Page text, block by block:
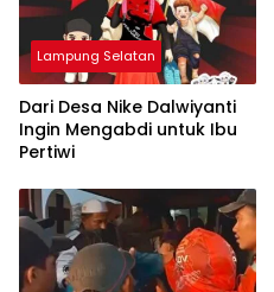
Lampung Selatan
Dari Desa Nike Dalwiyanti
Ingin Mengabdi untuk Ibu
Pertiwi